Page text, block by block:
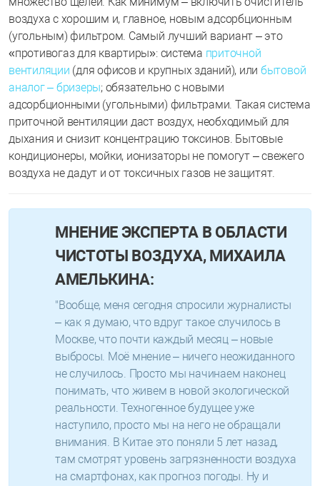
воздуха с хорошим и, главное, новым адсорбционным
(угольным) фильтром. Самый лучший вариант – это
«противогаз для квартиры»: система приточной
вентиляции (для офисов и крупных зданий), или бытовой
аналог – бризеры; обязательно с новыми
адсорбционными (угольными) фильтрами. Такая система
приточной вентиляции даст воздух, необходимый для
дыхания и снизит концентрацию токсинов. Бытовые
кондиционеры, мойки, ионизаторы не помогут – свежего
воздуха не дадут и от токсичных газов не защитят.
МНЕНИЕ ЭКСПЕРТА В ОБЛАСТИ
ЧИСТОТЫ ВОЗДУХА, МИХАИЛА
АМЕЛЬКИНА:
"Вообще, меня сегодня спросили журналисты
– как я думаю, что вдруг такое случилось в
Москве, что почти каждый месяц – новые
выбросы. Моё мнение – ничего неожиданного
не случилось. Просто мы начинаем наконец
понимать, что живем в новой экологической
реальности. Техногенное будущее уже
наступило, просто мы на него не обращали
внимания. В Китае это поняли 5 лет назад,
там смотрят уровень загрязненности воздуха
на смартфонах, как прогноз погоды. Ну и